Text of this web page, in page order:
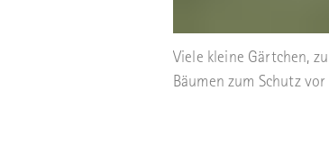
Viele kleine Gärtchen,
Bäumen zum Schutz